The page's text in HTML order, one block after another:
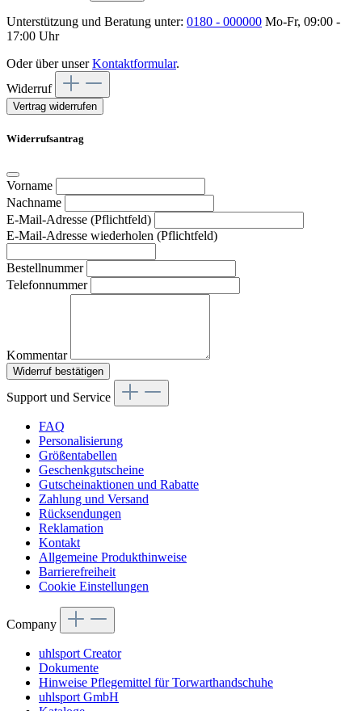
Unterstützung und Beratung unter: 0180 - 000000 Mo-Fr, 09:00 -
17:00 Uhr
Oder über unserKontaktformular.
Widerruf
Vertrag widerrufen
Widerrufsantrag
Vorname
Nachname
E-Mail-Adresse (Pflichtfeld)
E-Mail-Adresse wiederholen (Pflichtfeld)
Bestellnummer
Telefonnummer
Kommentar
Widerruf bestätigen
Support und Service
FAQ
Personalisierung
Größentabellen
Geschenkgutscheine
Gutscheinaktionen und Rabatte
Zahlung und Versand
Rücksendungen
Reklamation
Kontakt
Allgemeine Produkthinweise
Barrierefreiheit
Cookie Einstellungen
Company
uhlsport Creator
Dokumente
Hinweise Pflegemittel für Torwarthandschuhe
uhlsport GmbH